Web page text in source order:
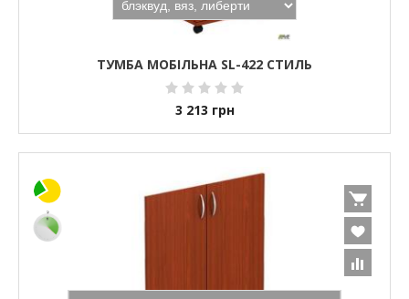
ТУМБА МОБІЛЬНА SL-422 СТИЛЬ
3 213 грн